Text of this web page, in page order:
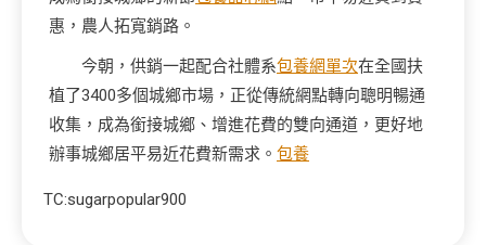
惠，農人拓寬銷路。
今朝，供銷一起配合社體系包養網單次在全國扶
植了3400多個城鄉市場，正從傳統網點轉向聰明暢通
收集，成為銜接城鄉、增進花費的雙向通道，更好地
辦事城鄉居平易近花費新需求。 包養
TC:sugarpopular900